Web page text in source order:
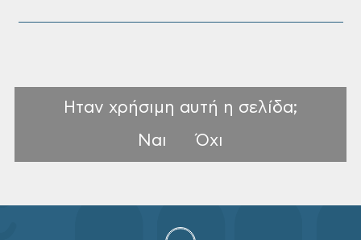
Ηταν χρήσιμη αυτή η σελίδα;
Ναι
Όχι